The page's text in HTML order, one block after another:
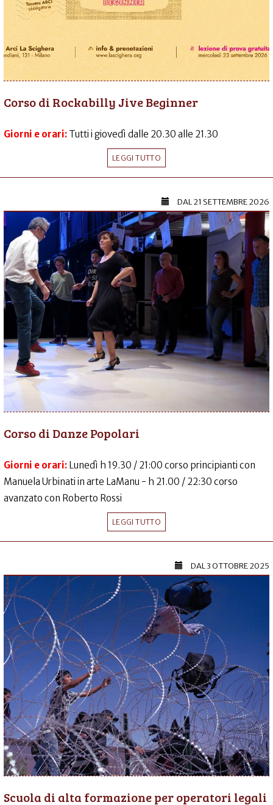
Corso di Rockabilly Jive Beginner
Giorni e orari: Tutti i giovedì dalle 20.30 alle 21.30
LEGGI TUTTO
DAL21 SETTEMBRE 2026
Corso di Danze Popolari
Giorni e orari: Lunedì h 19.30 / 21:00 corso principianti con
Manuela Urbinati in arte LaManu - h 21.00 / 22:30 corso
avanzato con Roberto Rossi
LEGGI TUTTO
DAL3 OTTOBRE 2025
Scuola di alta formazione per operatori legali